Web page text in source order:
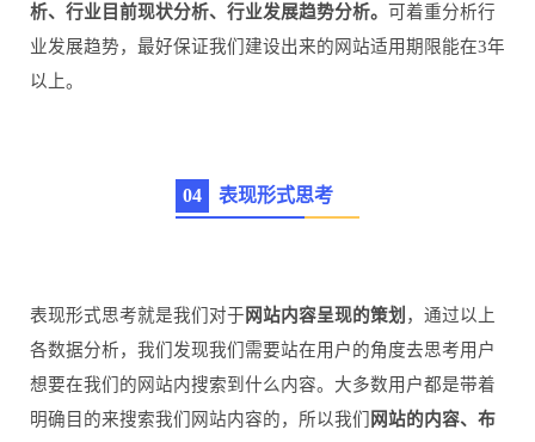
析、行业目前现状分析、行业发展趋势分析。
可着重分析行
业发展趋势，最好保证我们建设出来的网站适用期限能在3年
以上。
04 表现形式思考
表现形式思考就是我们对于 网站内容呈现的策划 ，通过以上
各数据分析，我们发现我们需要站在用户的角度去思考用户
想要在我们的网站内搜索到什么内容。大多数用户都是带着
明确目的来搜索我们网站内容的，所以我们
网站的内容、布